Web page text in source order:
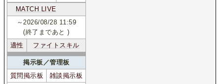
MATCH LIVE
適性 ファイトスキル
～2026/08/28 11:59
(終了まであと)
掲示板／管理板
質問掲示板
雑談掲示板